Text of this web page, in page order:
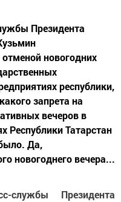
Президента
новогодних
республики,
запрета на
вечеров в
Республики Татарстан
Да,
новогоднего вечера...
службы Президента